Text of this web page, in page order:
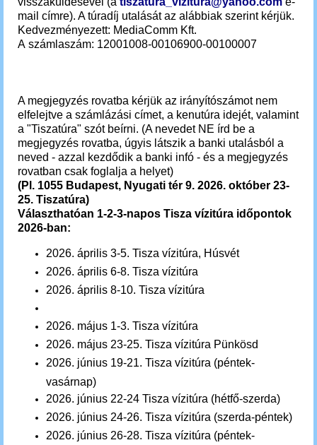
mail címre). A túradíj utalását az alábbiak szerint kérjük.
Kedvezményezett: MediaComm Kft.
A számlaszám: 12001008-00106900-00100007
A megjegyzés rovatba kérjük az irányítószámot nem
elfelejtve a számlázási címet, a kenutúra idejét, valamint
a "Tiszatúra" szót beírni. (A nevedet NE írd be a
megjegyzés rovatba, úgyis látszik a banki utalásból a
neved - azzal kezdődik a banki infó - és a megjegyzés
rovatban csak foglalja a helyet)
(Pl. 1055 Budapest, Nyugati tér 9. 2026. október 23-
25. Tiszatúra)
Választhatóan 1-2-3-napos Tisza vízitúra időpontok
2026-ban:
2026. április 3-5. Tisza vízitúra, Húsvét
2026. április 6-8. Tisza vízitúra
2026. április 8-10. Tisza vízitúra
2026. május 1-3. Tisza vízitúra
2026. május 23-25. Tisza vízitúra Pünkösd
2026. június 19-21. Tisza vízitúra (péntek-
vasárnap)
2026. június 22-24 Tisza vízitúra (hétfő-szerda)
2026. június 24-26. Tisza vízitúra (szerda-péntek)
2026. június 26-28. Tisza vízitúra (péntek-